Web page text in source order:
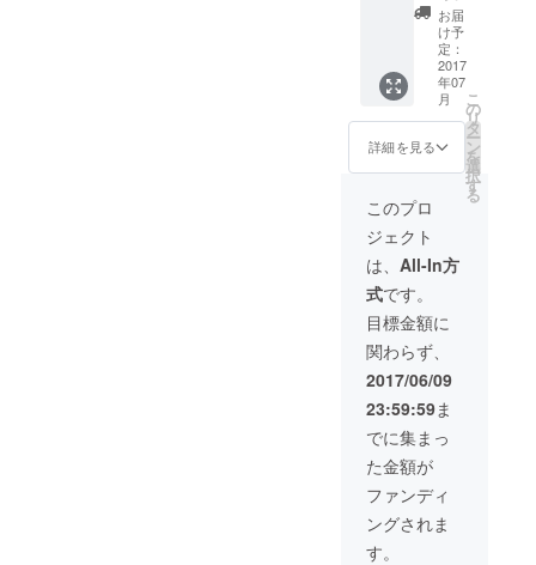
W360x
H370x
D110m
m（船
底）
できま
せんの
で、ご
了承く
ださ
い。 ※
色のご
指定は
でご了
承くだ
さい。
【サイ
ズ】 ベ
ルの直
径：約
12cm
底の直
径：約
7cm 高
さ（一
番長い
部
分）：
約11cm
※製品の
性質
上、若
干の傷
やへこ
みがあ
る場合
があり
ます。
※胴体部
分に、
手彫り
の装飾
の有無
による
違いが
ありま
す。お
選びい
ただく
ことは
できま
せんの
で、ご
了承く
ださ
い。 ※
色のご
ん。 ピ
アノ奏
者およ
び編成
は、日
程や演
奏曲な
どを考
慮しつ
つ、ご
相談の
上で決
めさせ
ていた
だきま
す。 ※
上記の
金額に
は、出
演料・
交通費
を含み
ます。
ホール
や機材
等の使
用料が
かかる
之
（サッ
クス）
＋サッ
クスカ
ルテッ
ト＋ピ
アノ 本
多俊之
氏が、
日本全
国どこ
へでも
出張コ
ンサー
トをい
たしま
す。 プ
ライ
ベート
コン
サート
でも構
いませ
ん。
サック
スカル
テッ
お届
け予
定：
2017
年07
月
詳細を見る
こ
の
リ
タ
ー
ン
を
選
択
す
る
このプロ
ジェクト
は、 All-In方
式です。
目標金額に
関わらず、
2017/06/09
23:59:59ま
でに集まっ
た金額が
ファンディ
ングされま
す。